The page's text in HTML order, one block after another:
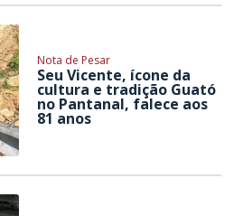
Nota de Pesar
Seu Vicente, ícone da
cultura e tradição Guató
no Pantanal, falece aos
81 anos